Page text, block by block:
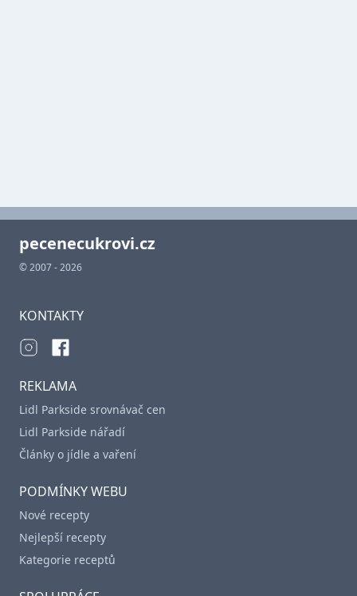
pecenecukrovi.cz
© 2007 - 2026
KONTAKTY
REKLAMA
Lidl Parkside srovnávač cen
Lidl Parkside nářadí
Články o jídle a vaření
PODMÍNKY WEBU
Nové recepty
Nejlepší recepty
Kategorie receptů